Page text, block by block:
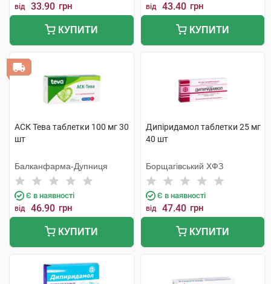
від 33.90 грн
КУПИТИ
від 43.40 грн
КУПИТИ
АСК Тева таблетки 100 мг 30
шт
Балканфарма-Дупниця
Є в наявності
від 46.90 грн
КУПИТИ
Дипіридамол таблетки 25 мг
40 шт
Борщагівський ХФЗ
Є в наявності
від 47.40 грн
КУПИТИ